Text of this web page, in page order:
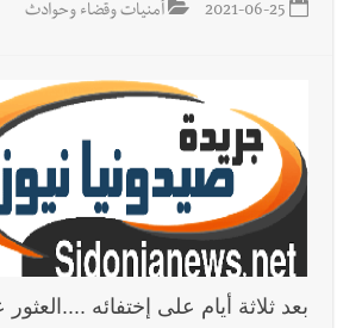
2021-06-25 أمنيات وقضاء وحوادث
بعد ثلاثة أيام على إختفائه